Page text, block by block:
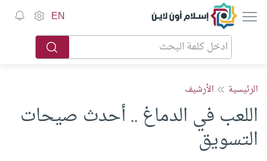
إسلام أون لاين EN
الرئيسية الأرشيف
اللعب في الدماغ .. أحدث صيحات
التسويق